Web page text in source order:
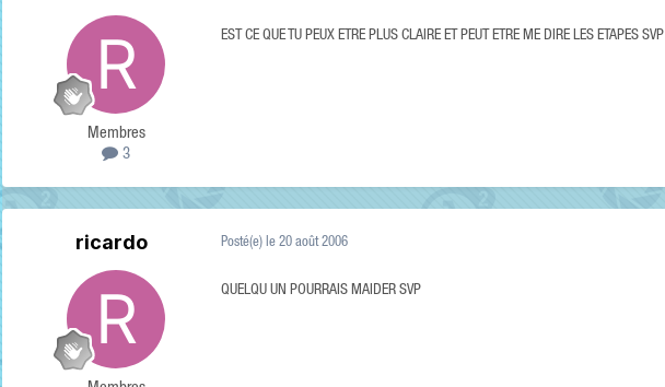
Membres
3
EST CE QUE TU PEUX ETRE PLUS CLAIRE ET PEUT ETRE ME DIRE LES ETAPES SVP
ricardo Posté(e) le 20 août 2006
QUELQU UN POURRAIS MAIDER SVP